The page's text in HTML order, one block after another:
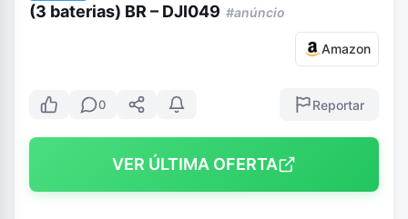
(3 baterias) BR – DJI049 #anúncio
Amazon
0 Reportar
VER ÚLTIMA OFERTA